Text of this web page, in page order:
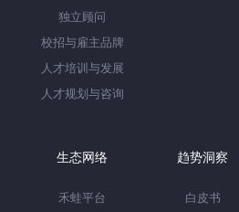
独立顾问
校招与雇主品牌
人才培训与发展
人才规划与咨询
生态网络
禾蛙平台
趋势洞察
白皮书